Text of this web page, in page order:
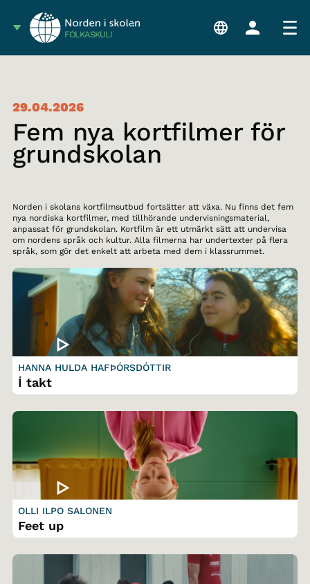
FÓLKASKÚLI
29.04.2026
Fem nya kortfilmer för
grundskolan
Norden i skolans kortfilmsutbud fortsätter att växa. Nu finns det fem
nya nordiska kortfilmer, med tillhörande undervisningsmaterial,
anpassat för grundskolan. Kortfilm är ett utmärkt sätt att undervisa
om nordens språk och kultur. Alla filmerna har undertexter på flera
språk, som gör det enkelt att arbeta med dem i klassrummet.
HANNA HULDA HAFÞÓRSDÓTTIR
Í takt
OLLI ILPO SALONEN
Feet up